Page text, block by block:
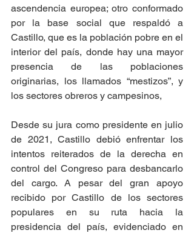
ascendencia europea; otro conformado
por la base social que respaldó a
Castillo, que es la población pobre en el
interior del país, donde hay una mayor
presencia de las poblaciones
originarias, los llamados “mestizos”, y
los sectores obreros y campesinos,
Desde su jura como presidente en julio
de 2021, Castillo debió enfrentar los
intentos reiterados de la derecha en
control del Congreso para desbancarlo
del cargo. A pesar del gran apoyo
recibido por Castillo de los sectores
populares en su ruta hacia la
presidencia del país, evidenciado en